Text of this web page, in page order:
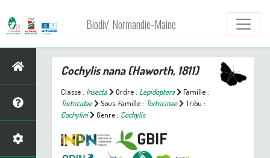
Biodiv' Normandie-Maine
Cochylis nana(Haworth, 1811)
Classe : Insecta Ordre : Lepidoptera
Famille :
Tortricidae
Sous-Famille : Tortricinae
Tribu :
Cochylini
Genre : Cochylis